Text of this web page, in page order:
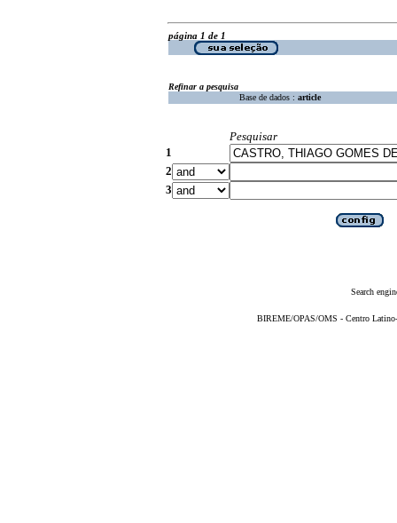
página 1 de 1
Refinar a pesquisa
Base de dados : article
Pesquisar
1
2
3
Search
BIREME/OPAS/OMS - Centro Latino-